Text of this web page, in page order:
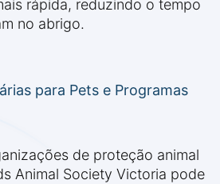
rápida, reduzindo o tempo
no abrigo.
para Pets e Programas
de proteção animal
Animal Society Victoria pode